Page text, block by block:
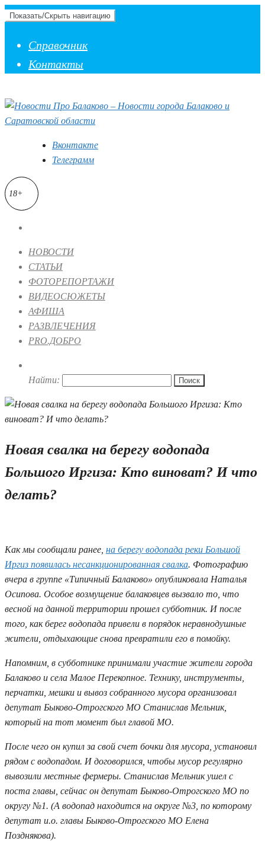
Показать/Скрыть навигацию
Справочник
Контакты
Вконтакте
Телеграмм
18+
НОВОСТИ
СТАТЬИ
ФОТОРЕПОРТАЖИ
ВИДЕОСЮЖЕТЫ
АФИША
РАЗВЛЕЧЕНИЯ
PRO.ДОБРО
Найти:
Новая свалка на берегу водопада
Большого Иргиза: Кто виноват? И что
делать?
Как мы сообщали ранее, на берегу водопада реки Большой
Иргиз появилась несанкционированная свалка. Фотографию
вчера в группе «Типичный Балаково» опубликовала Наталья
Осипова. Особое возмущение балаковцев вызвало то, что
весной на данной территории прошел субботник. И после
того, как берег водопада привели в порядок неравнодушные
жители, отдыхающие снова превратили его в помойку.
Напомним, в субботнике принимали участие жители города
Балаково и села Малое Перекопное. Технику, инструменты,
перчатки, мешки и вывоз собранного мусора организовал
депутат Быково-Отрогского МО Станислав Мельник,
который на тот момент был главой МО.
После чего он купил за свой счет бочки для мусора, установил
рядом с водопадом. И договорился, чтобы мусор регулярно
вывозили местные фермеры. Станислав Мельник ушел с
поста главы, сейчас он депутат Быково-Отрогского МО по
округу №1. (А водопад находится на округе №3, по которому
депутат и.о. главы Быково-Отрогского МО Елена
Позднякова).